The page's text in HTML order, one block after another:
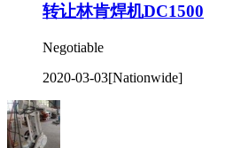
转让林肯焊机DC1500
Negotiable
2020-03-03[Nationwide]